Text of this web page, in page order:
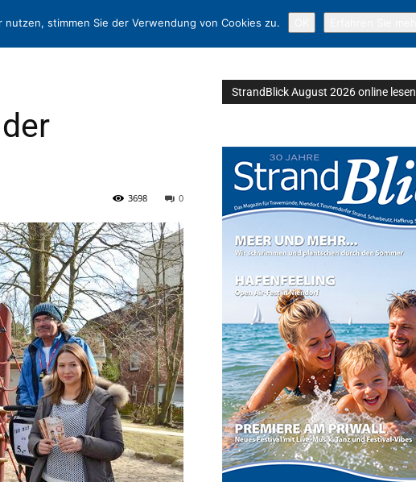
0
3698
StrandBlick August 2026 online lesen
stimmen Sie der Verwendung von Cookies zu.